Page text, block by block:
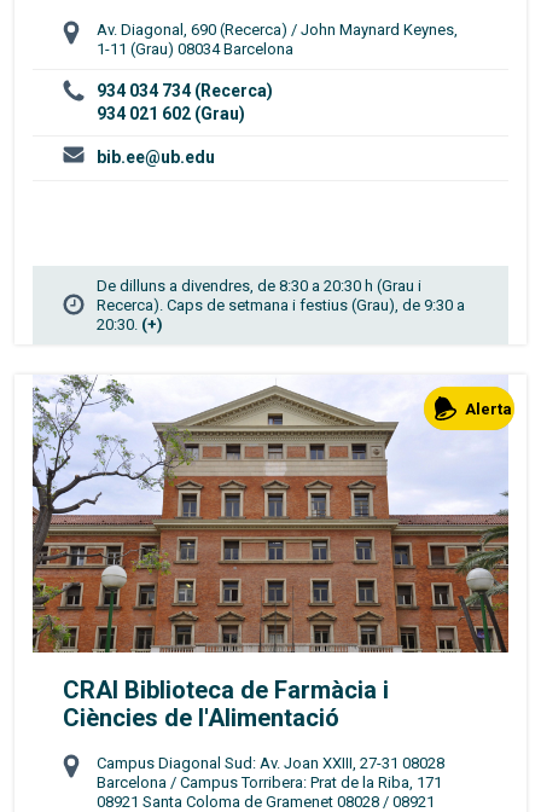
Av. Diagonal, 690 (Recerca) / John Maynard Keynes,
1-11 (Grau) 08034 Barcelona
934 034 734 (Recerca)
934 021 602 (Grau)
bib.ee@ub.edu
De dilluns a divendres, de 8:30 a 20:30 h (Grau i
Recerca). Caps de setmana i festius (Grau), de 9:30 a
20:30. (+)
CRAI Biblioteca de Farmàcia i
Ciències de l'Alimentació
Campus Diagonal Sud: Av. Joan XXIII, 27-31 08028
Barcelona / Campus Torribera: Prat de la Riba, 171
08921 Santa Coloma de Gramenet 08028 / 08921
Alerta